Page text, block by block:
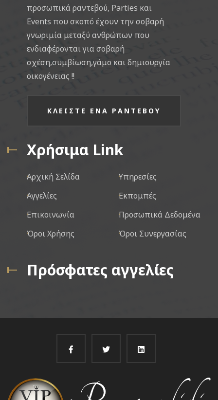
προσωπικά ραντεβού, Parties και
Events που σκοπό έχουν την σοβαρή
γνωριμία μεταξύ ανθρώπων που
ενδιαφέρονται για σοβαρή
σχέση,συμβίωση,γάμο και δημιουργία
οικογένειας !!
ΚΛΕΙΣΤΕ ΕΝΑ ΡΑΝΤΕΒΟΥ
Χρήσιμα Link
Αρχική Σελίδα
Υπηρεσίες
Αγγελίες
Εκπομπές
Επικοινωνία
Προσωπικά Δεδομένα
Όροι Χρήσης
Όροι Συνεργασίας
Πρόσφατες αγγελίες